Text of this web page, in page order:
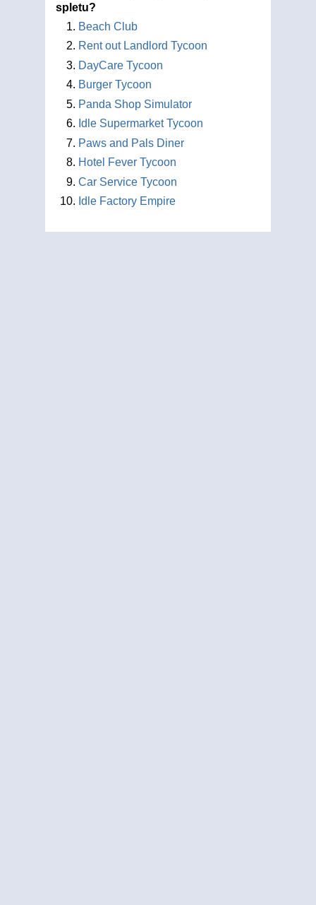
spletu?
Beach Club
Rent out Landlord Tycoon
DayCare Tycoon
Burger Tycoon
Panda Shop Simulator
Idle Supermarket Tycoon
Paws and Pals Diner
Hotel Fever Tycoon
Car Service Tycoon
Idle Factory Empire